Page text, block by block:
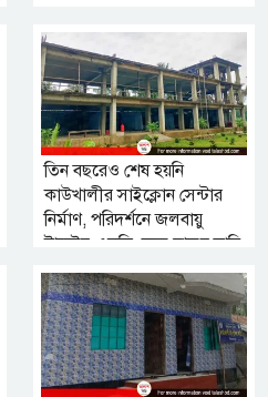
তিন বছরেও শেষ হয়নি
কাউখালীর সাইক্লোন সেন্টার
নির্মাণ, পরিদর্শনে জলবায়ু
ট্রাস্টের এমডি; দ্রুত চালুর দাবি
এলাকাবাসীর